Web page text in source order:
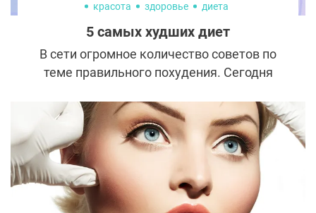
красота здоровье диета
5 самых худших диет
В сети огромное количество советов по
теме правильного похудения. Сегодня
надо.